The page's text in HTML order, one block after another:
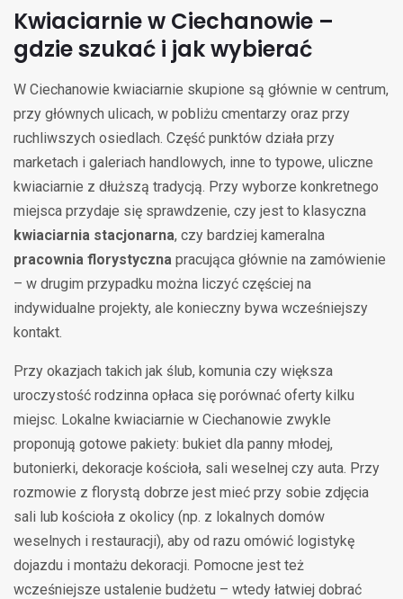
Kwiaciarnie w Ciechanowie –
gdzie szukać i jak wybierać
W Ciechanowie kwiaciarnie skupione są głównie w centrum,
przy głównych ulicach, w pobliżu cmentarzy oraz przy
ruchliwszych osiedlach. Część punktów działa przy
marketach i galeriach handlowych, inne to typowe, uliczne
kwiaciarnie z dłuższą tradycją. Przy wyborze konkretnego
miejsca przydaje się sprawdzenie, czy jest to klasyczna
kwiaciarnia stacjonarna, czy bardziej kameralna
pracownia florystyczna pracująca głównie na zamówienie
– w drugim przypadku można liczyć częściej na
indywidualne projekty, ale konieczny bywa wcześniejszy
kontakt.
Przy okazjach takich jak ślub, komunia czy większa
uroczystość rodzinna opłaca się porównać oferty kilku
miejsc. Lokalne kwiaciarnie w Ciechanowie zwykle
proponują gotowe pakiety: bukiet dla panny młodej,
butonierki, dekoracje kościoła, sali weselnej czy auta. Przy
rozmowie z florystą dobrze jest mieć przy sobie zdjęcia
sali lub kościoła z okolicy (np. z lokalnych domów
weselnych i restauracji), aby od razu omówić logistykę
dojazdu i montażu dekoracji. Pomocne jest też
wcześniejsze ustalenie budżetu – wtedy łatwiej dobrać